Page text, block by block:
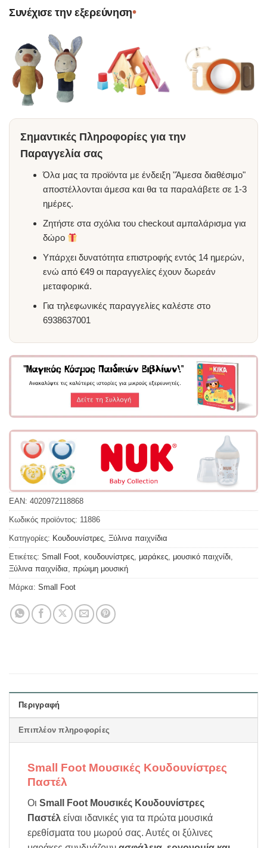
Συνέχισε την εξερεύνηση•
Σημαντικές Πληροφορίες για την
Παραγγελία σας
Όλα μας τα προϊόντα με ένδειξη "Άμεσα διαθέσιμο"
αποστέλλονται άμεσα και θα τα παραλάβετε σε 1-3
ημέρες.
Ζητήστε στα σχόλια του checkout αμπαλάρισμα για
δώρο
Υπάρχει δυνατότητα επιστροφής εντός 14 ημερών,
ενώ από €49 οι παραγγελίες έχουν δωρεάν
μεταφορικά.
Για τηλεφωνικές παραγγελίες καλέστε στο
6938637001
EAN: 4020972118868
Κωδικός προϊόντος: 11886
Κατηγορίες: Κουδουνίστρες, Ξύλινα παιχνίδια
Ετικέτες: Small Foot, κουδουνίστρες, μαράκες, μουσικό παιχνίδι,
Ξύλινα παιχνίδια, πρώιμη μουσική
Μάρκα: Small Foot
Περιγραφή
Επιπλέον πληροφορίες
Small Foot Μουσικές Κουδουνίστρες
Παστέλ
Οι Small Foot Μουσικές Κουδουνίστρες
Παστέλ είναι ιδανικές για τα πρώτα μουσικά
ερεθίσματα του μωρού σας. Αυτές οι ξύλινες